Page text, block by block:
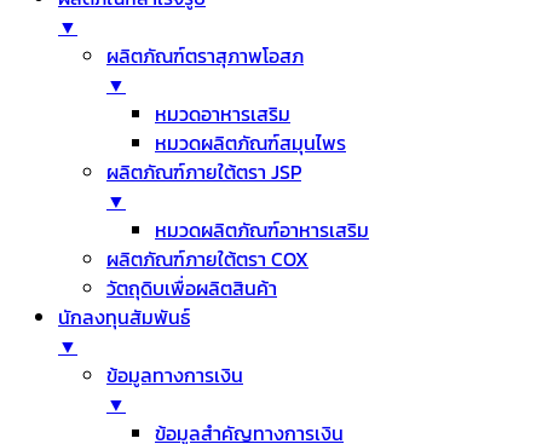
▼
ผลิตภัณฑ์ตราสุภาพโอสภ
▼
หมวดอาหารเสริม
หมวดผลิตภัณฑ์สมุนไพร
ผลิตภัณฑ์ภายใต้ตรา JSP
▼
หมวดผลิตภัณฑ์อาหารเสริม
ผลิตภัณฑ์ภายใต้ตรา COX
วัตถุดิบเพื่อผลิตสินค้า
นักลงทุนสัมพันธ์
▼
ข้อมูลทางการเงิน
▼
ข้อมูลสำคัญทางการเงิน